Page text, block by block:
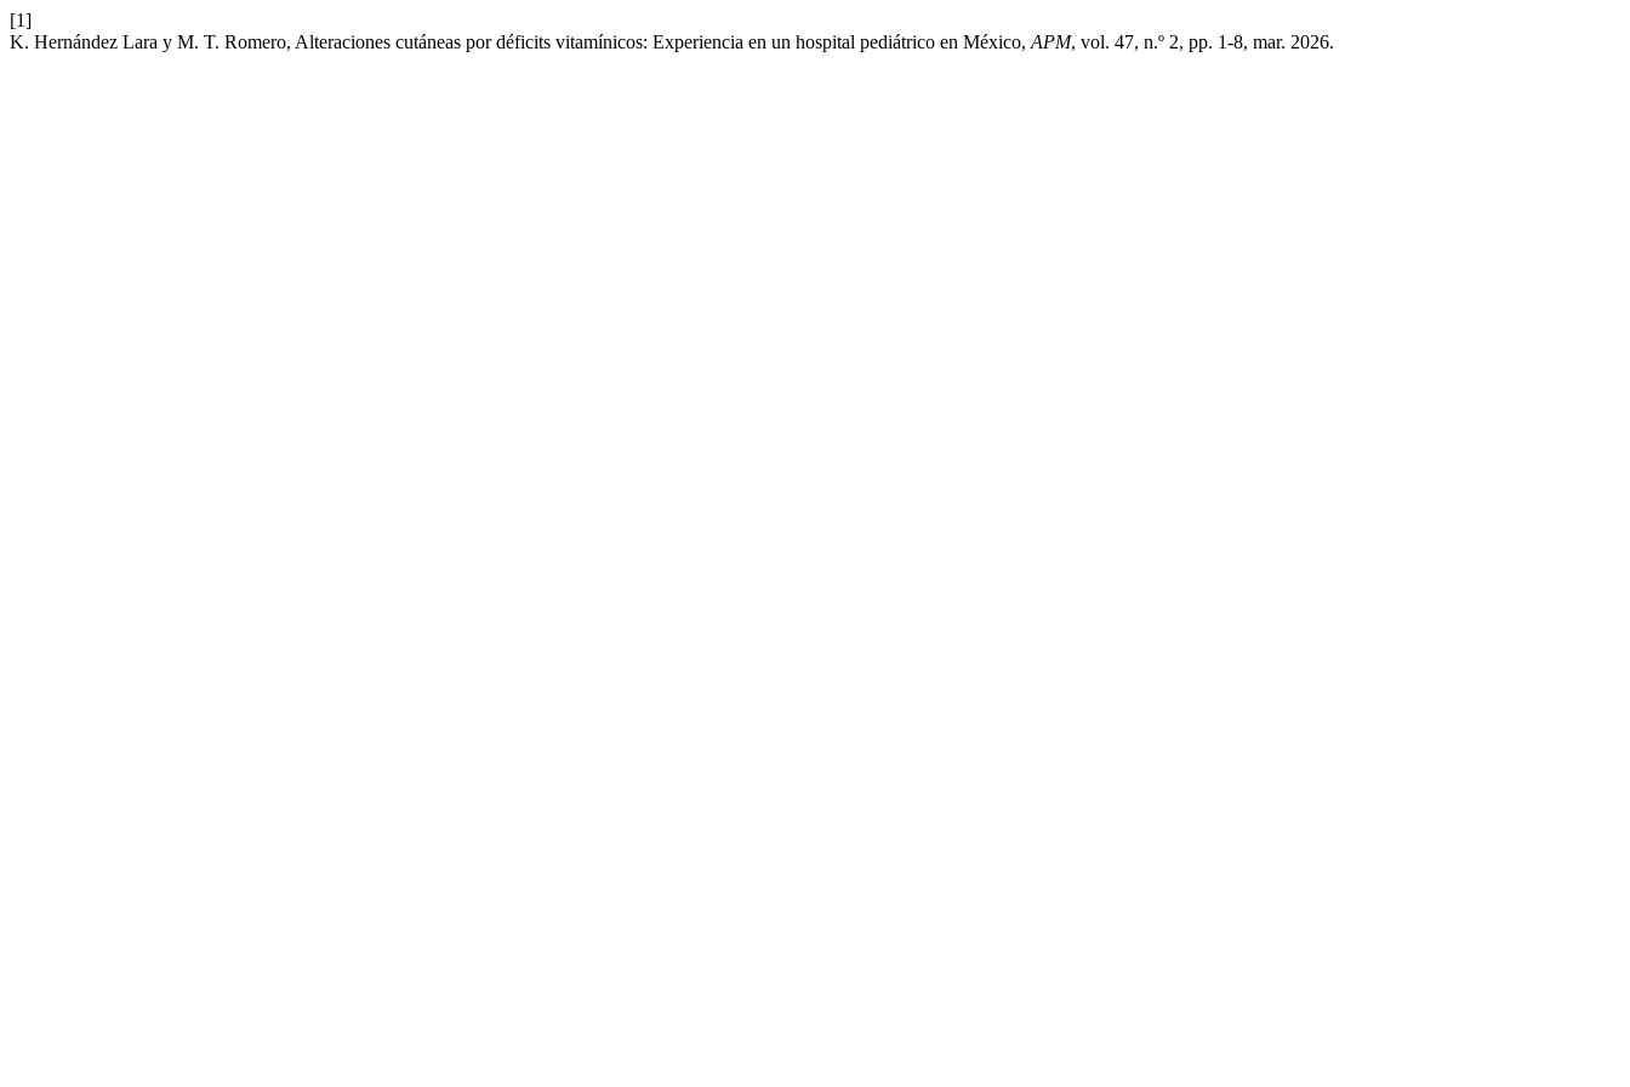
[1]
K. Hernández Lara y M. T. Romero, Alteraciones cutáneas por déficits vitamínicos: Experiencia en un hospital pediátrico en México, APM, vol. 47, n.º 2, pp. 1-8, mar. 2026.